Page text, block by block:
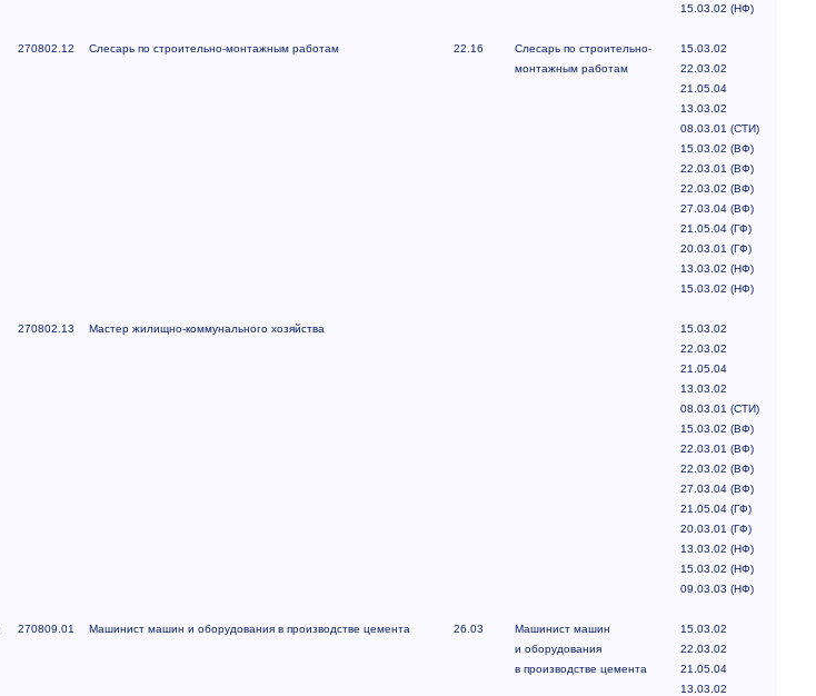
15.03.02 (НФ)
270802.12 Слесарь по строительно-монтажным работам 22.16
Слесарь по строительно-
монтажным работам
15.03.02
22.03.02
21.05.04
13.03.02
08.03.01 (СТИ)
15.03.02 (ВФ)
22.03.01 (ВФ)
22.03.02 (ВФ)
27.03.04 (ВФ)
21.05.04 (ГФ)
20.03.01 (ГФ)
13.03.02 (НФ)
15.03.02 (НФ)
270802.13 Мастер жилищно-коммунального хозяйства
15.03.02
22.03.02
21.05.04
13.03.02
08.03.01 (СТИ)
15.03.02 (ВФ)
22.03.01 (ВФ)
22.03.02 (ВФ)
27.03.04 (ВФ)
21.05.04 (ГФ)
20.03.01 (ГФ)
13.03.02 (НФ)
15.03.02 (НФ)
09.03.03 (НФ)
270809.01 Машинист машин и оборудования в производстве цемента 26.03
Машинист машин
и оборудования
в производстве цемента
15.03.02
22.03.02
21.05.04
13.03.02